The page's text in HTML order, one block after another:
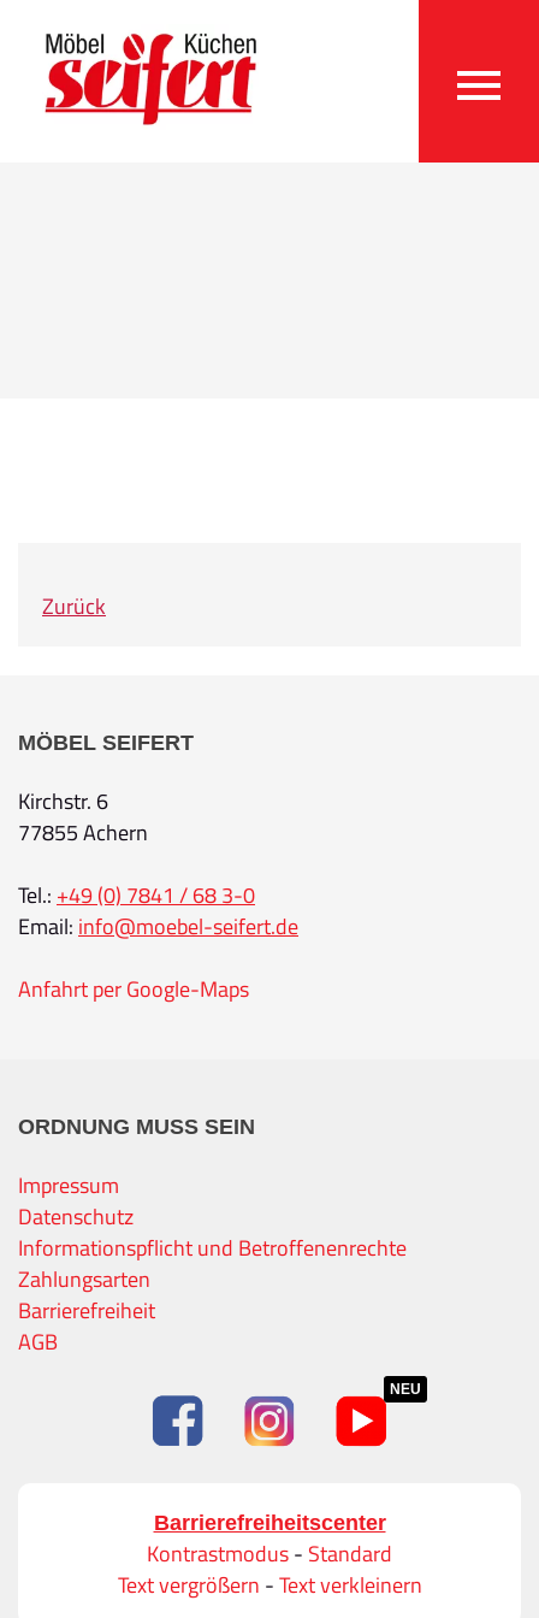
Zurück
MÖBEL SEIFERT
Kirchstr. 6
77855 Achern
Tel.: +49 (0) 7841 / 68 3-0
Email: info@moebel-seifert.de
Anfahrt per Google-Maps
ORDNUNG MUSS SEIN
Impressum
Datenschutz
Informationspflicht und Betroffenenrechte
Zahlungsarten
Barrierefreiheit
AGB
NEU
Barrierefreiheitscenter
Kontrastmodus- Standard
Text vergrößern -Text verkleinern